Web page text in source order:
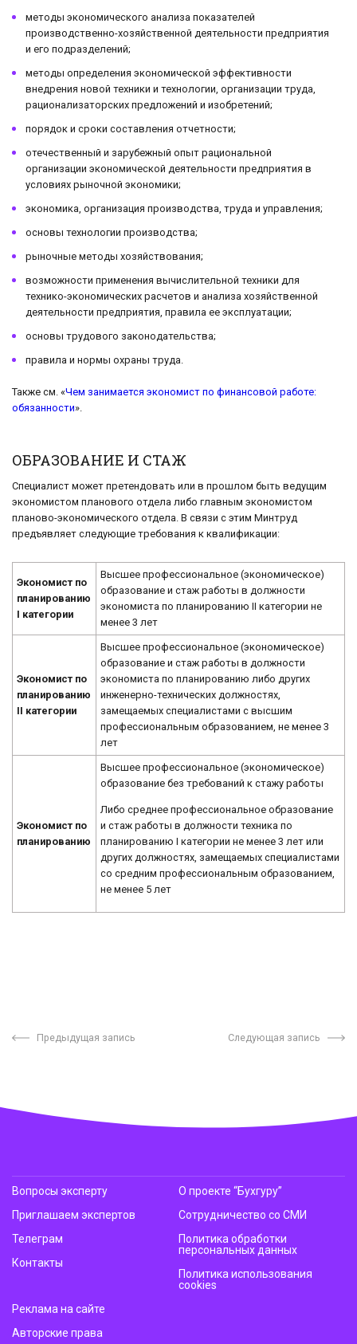
методы экономического анализа показателей
производственно-хозяйственной деятельности предприятия
и его подразделений;
методы определения экономической эффективности
внедрения новой техники и технологии, организации труда,
рационализаторских предложений и изобретений;
порядок и сроки составления отчетности;
отечественный и зарубежный опыт рациональной
организации экономической деятельности предприятия в
условиях рыночной экономики;
экономика, организация производства, труда и управления;
основы технологии производства;
рыночные методы хозяйствования;
возможности применения вычислительной техники для
технико-экономических расчетов и анализа хозяйственной
деятельности предприятия, правила ее эксплуатации;
основы трудового законодательства;
правила и нормы охраны труда.
Также см. «Чем занимается экономист по финансовой работе:
обязанности».
ОБРАЗОВАНИЕ И СТАЖ
Специалист может претендовать или в прошлом быть ведущим
экономистом планового отдела либо главным экономистом
планово-экономического отдела. В связи с этим Минтруд
предъявляет следующие требования к квалификации:
Экономист по
планированию
I категории
Высшее профессиональное (экономическое)
образование и стаж работы в должности
экономиста по планированию II категории не
менее 3 лет
Экономист по
планированию
II категории
Высшее профессиональное (экономическое)
образование и стаж работы в должности
экономиста по планированию либо других
инженерно-технических должностях,
замещаемых специалистами с высшим
профессиональным образованием, не менее 3
лет
Экономист по
планированию
Высшее профессиональное (экономическое)
образование без требований к стажу работы
Либо среднее профессиональное образование
и стаж работы в должности техника по
планированию I категории не менее 3 лет или
других должностях, замещаемых специалистами
со средним профессиональным образованием,
не менее 5 лет
Предыдущая запись Следующая запись
Вопросы эксперту
Приглашаем экспертов
Телеграм
Контакты
О проекте “Бухгуру”
Сотрудничество со СМИ
Политика обработки
персональных данных
Политика использования
cookies
Реклама на сайте
Авторские права